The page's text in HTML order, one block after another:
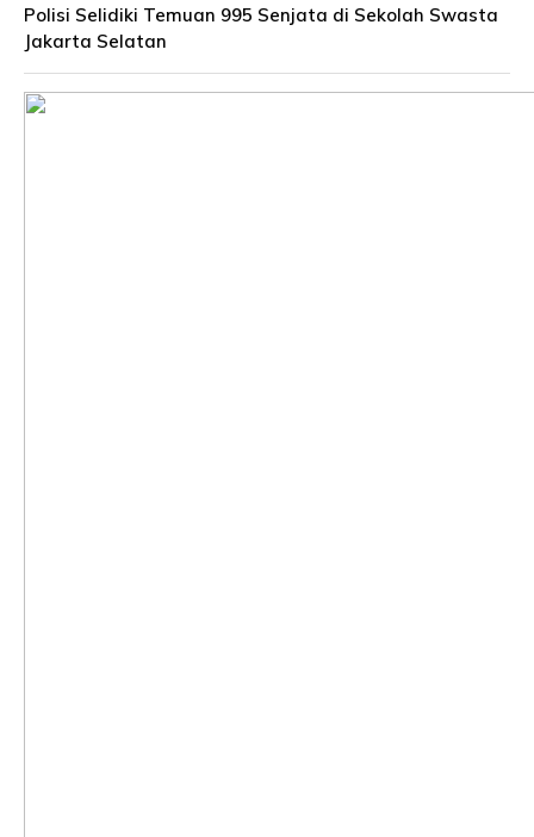
Polisi Selidiki Temuan 995 Senjata di Sekolah Swasta
Jakarta Selatan